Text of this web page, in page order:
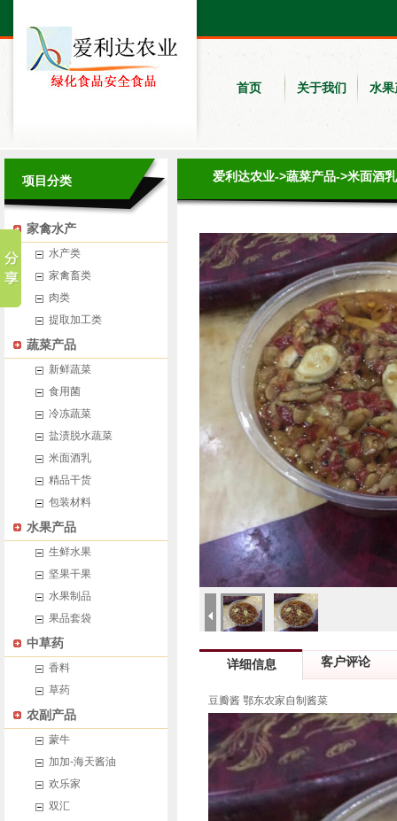
首页 关于我们 水果
项目分类
家禽水产
水产类
家禽畜类
肉类
提取加工类
蔬菜产品
新鲜蔬菜
食用菌
冷冻蔬菜
盐渍脱水蔬菜
米面酒乳
精品干货
包装材料
水果产品
生鲜水果
坚果干果
水果制品
果品套袋
中草药
香料
草药
农副产品
蒙牛
加加-海天酱油
欢乐家
双汇
爱利达农业->蔬菜产品->米面酒乳
详细信息 客户评论
豆瓣酱 鄂东农家自制酱菜